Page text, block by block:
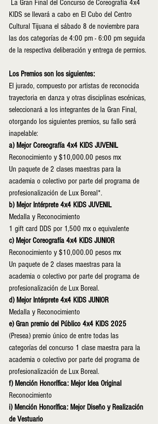
La Gran Final del Concurso de Coreografía 4x4
KIDS se llevará a cabo en El Cubo del Centro
Cultural Tijuana el sábado 8 de noviembre para
las dos categorías de 4:00 pm - 6:00 pm seguida
de la respectiva deliberación y entrega de permios.
Los Premios son los siguientes:
El jurado, compuesto por artistas de reconocida
trayectoria en danza y otras disciplinas escénicas,
seleccionará a los integrantes de la Gran Final,
otorgando los siguientes premios, su fallo será
inapelable:
a) Mejor Coreografía 4x4 KIDS JUVENIL
Reconocimiento y $10,000.00 pesos mx
Un paquete de 2 clases maestras para la
academia o colectivo por parte del programa de
profesionalización de Lux Boreal*.
​b) Mejor Intérprete 4x4 KIDS JUVENIL
Medalla y Reconocimiento
1 gift card DDS por 1,500 mx o equivalente
c) Mejor Coreografía 4x4 KIDS JUNIOR
Reconocimiento y $10,000.00 pesos mx
Un paquete de 2 clases maestras para la
academia o colectivo por parte del programa de
profesionalización de Lux Boreal.
d) Mejor Intérprete 4x4 KIDS JUNIOR
Medalla y Reconocimiento
e) Gran premio del Público 4x4 KIDS 2025
(Presea) premio único de entre todas las
categorías del concurso 1 clase maestra para la
academia o colectivo por parte del programa de
profesionalización de Lux Boreal.
f) Mención Honorífica: Mejor Idea Original
Reconocimiento
i) Mención Honorífica: Mejor Diseño y Realización
de Vestuario